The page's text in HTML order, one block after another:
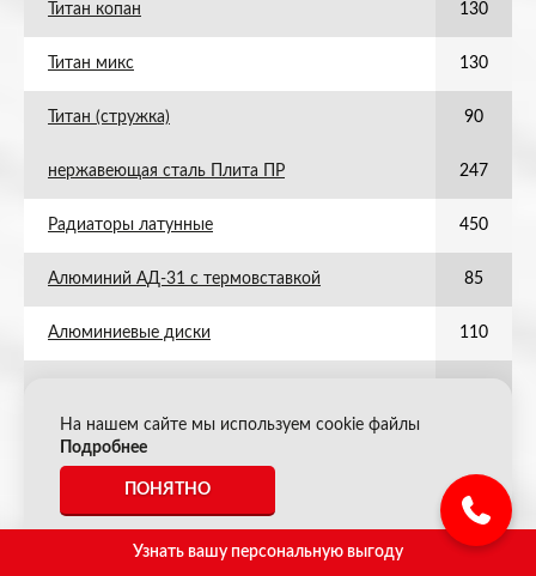
Титан копан 130
Титан микс 130
Титан (стружка) 90
нержавеющая сталь Плита ПР 247
Радиаторы латунные 450
Алюминий АД-31 с термовставкой 85
Алюминиевые диски 110
Цинк шлак
Алюминий моторный (диски) 110
Стружка нержавеющая 8 14
На нашем сайте мы используем cookie файлы
Подробнее
ПОНЯТНО
Узнать вашу персональную выгоду